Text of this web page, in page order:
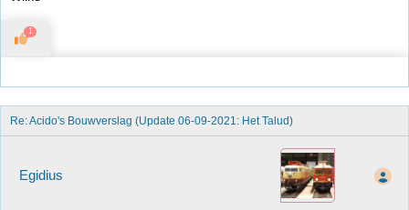
1
Re: Acido's Bouwverslag (Update 06-09-2021: Het Talud)
Egidius